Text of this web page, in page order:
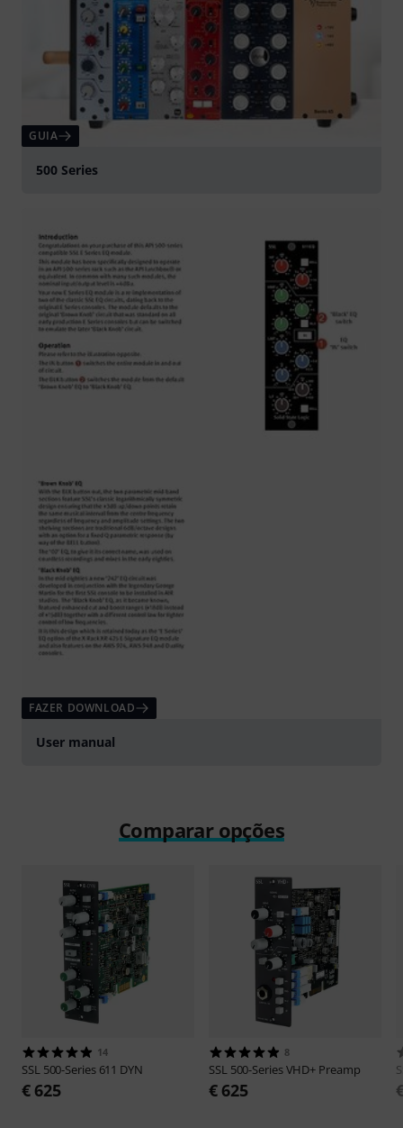
GUIA
500 Series
FAZER DOWNLOAD
User manual
Comparar opções
14
SSL 500-Series 611 DYN
€ 625
8
SSL 500-Series VHD+ Preamp
€ 625